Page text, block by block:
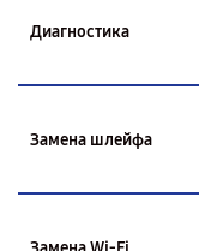
Диагностика
Замена шлейфа